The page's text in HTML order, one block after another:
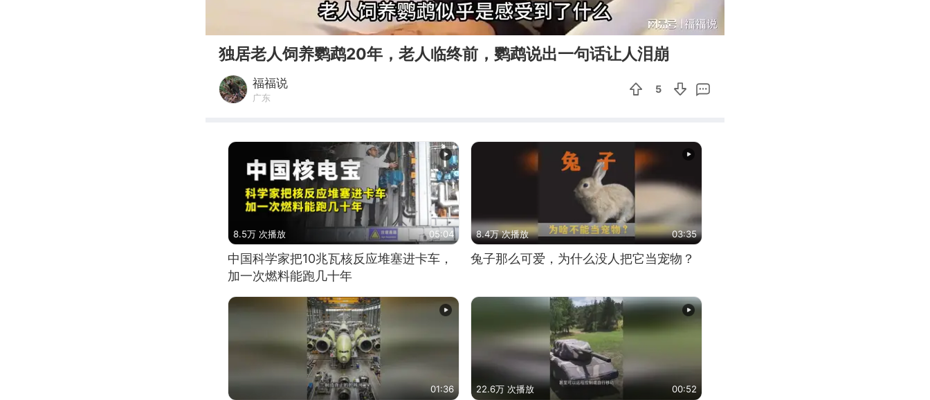
09:05
独居老人饲养鹦鹉20年，老人临终前，鹦鹉说出一句话让人泪崩
福福说
广东
5
8.5万 次播放 05:04
中国科学家把10兆瓦核反应堆塞进卡车，
加一次燃料能跑几十年
8.4万 次播放 03:35
兔子那么可爱，为什么没人把它当宠物？
01:36 22.6万 次播放 00:52